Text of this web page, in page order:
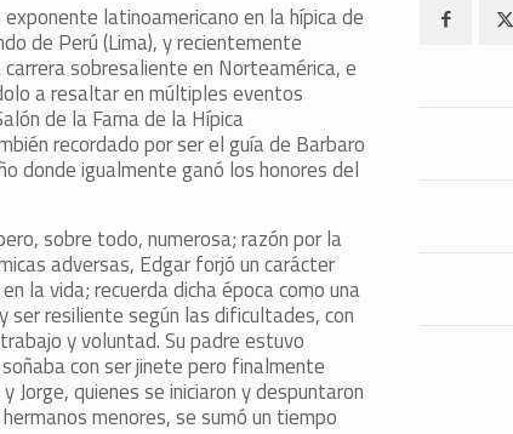
latinoamericano en la hípica de
de Perú (Lima), y recientemente
sobresaliente en Norteamérica, e
a resaltar en múltiples eventos
de la Fama de la Hípica
recordado por ser el guía de Barbaro
donde igualmente ganó los honores del
sobre todo, numerosa; razón por la
adversas, Edgar forjó un carácter
la vida; recuerda dicha época como una
ser resiliente según las dificultades, con
y voluntad. Su padre estuvo
con ser jinete pero finalmente
Jorge, quienes se iniciaron y despuntaron
menores, se sumó un tiempo